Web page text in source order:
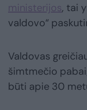
ministerijos, tai
valdovo“
Valdovas
šimtmečio
būti apie 30